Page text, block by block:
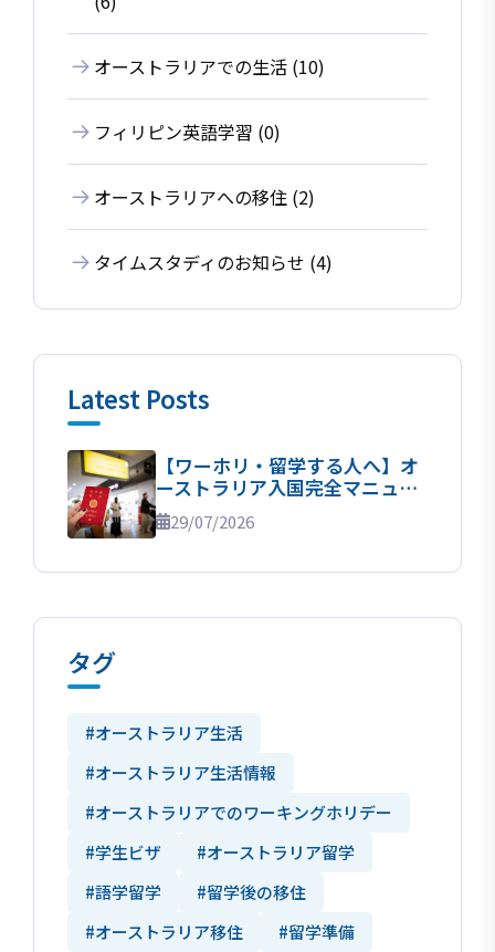
オーストラリアでの生活 (10)
フィリピン英語学習 (0)
オーストラリアへの移住 (2)
タイムスタディのお知らせ (4)
Latest Posts
【ワーホリ・留学する人へ】オ
ーストラリア入国完全マニュア
ル！29/07/2026
タグ
#オーストラリア生活
#オーストラリア生活情報
#オーストラリアでのワーキングホリデー
#学生ビザ
#オーストラリア留学
#語学留学
#留学後の移住
#オーストラリア移住
#留学準備